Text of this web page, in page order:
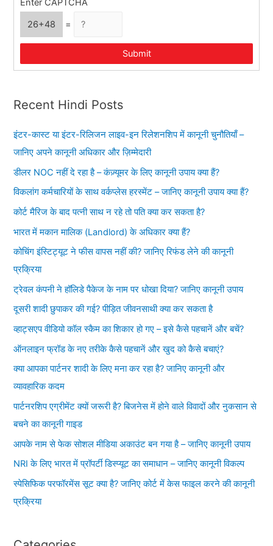
Enter CAPTCHA
26+48
=
Submit
Recent Hindi Posts
इंटर-कास्ट या इंटर-रिलिजन लाइव-इन रिलेशनशिप में कानूनी चुनौतियाँ –
जानिए अपने कानूनी अधिकार और ज़िम्मेदारी
डीलर NOC नहीं दे रहा है – कंज़्यूमर के लिए कानूनी उपाय क्या हैं?
विकलांग कर्मचारियों के साथ वर्कप्लेस हरस्मेंट – जानिए कानूनी उपाय क्या हैं?
कोर्ट मैरिज के बाद पत्नी साथ न रहे तो पति क्या कर सकता है?
भारत में मकान मालिक (Landlord) के अधिकार क्या हैं?
कोचिंग इंस्टिट्यूट ने फीस वापस नहीं की? जानिए रिफंड लेने की कानूनी
प्रक्रिया
ट्रेवल कंपनी ने हॉलिडे पैकेज के नाम पर धोखा दिया? जानिए कानूनी उपाय
दूसरी शादी छुपाकर की गई? पीड़ित जीवनसाथी क्या कर सकता है
व्हाट्सएप वीडियो कॉल स्कैम का शिकार हो गए – इसे कैसे पहचानें और बचें?
ऑनलाइन फ्रॉड के नए तरीके कैसे पहचानें और खुद को कैसे बचाएं?
क्या आपका पार्टनर शादी के लिए मना कर रहा है? जानिए कानूनी और
व्यावहारिक कदम
पार्टनरशिप एग्रीमेंट क्यों जरूरी है? बिजनेस में होने वाले विवादों और नुकसान से
बचने का कानूनी गाइड
आपके नाम से फेक सोशल मीडिया अकाउंट बन गया है – जानिए कानूनी उपाय
NRI के लिए भारत में प्रॉपर्टी डिस्प्यूट का समाधान – जानिए कानूनी विकल्प
स्पेसिफिक परफॉरमेंस सूट क्या है? जानिए कोर्ट में केस फाइल करने की कानूनी
प्रक्रिया